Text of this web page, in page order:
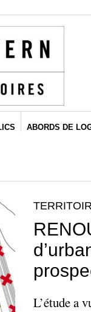
ABORDS DE
L’étude a